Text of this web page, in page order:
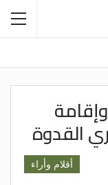
القدوة
أقلام وأراء